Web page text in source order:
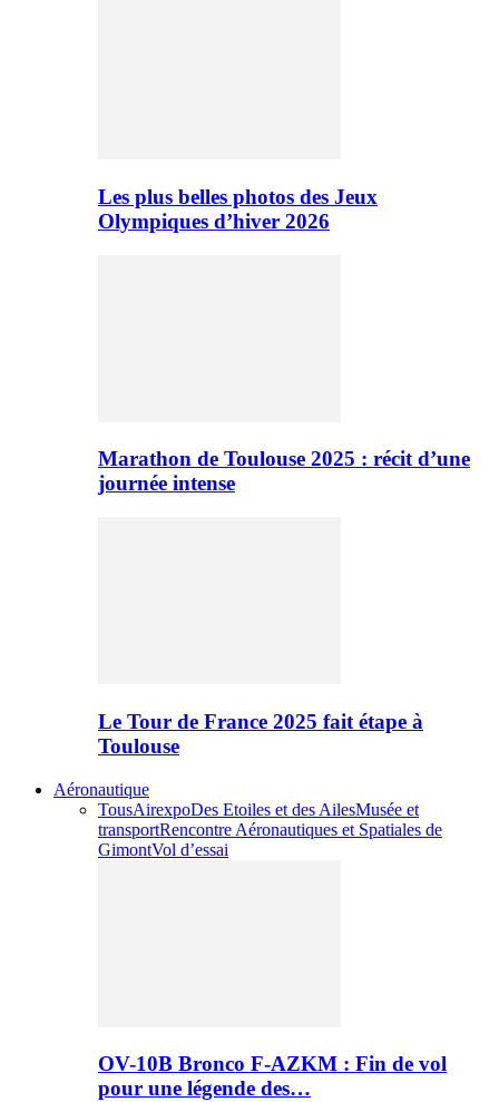
Les plus belles photos des Jeux
Olympiques d’hiver 2026
Marathon de Toulouse 2025 : récit d’une
journée intense
Le Tour de France 2025 fait étape à
Toulouse
Aéronautique
TousAirexpoDes Etoiles et des AilesMusée et
transportRencontre Aéronautiques et Spatiales de
GimontVol d’essai
OV-10B Bronco F-AZKM : Fin de vol
pour une légende des…